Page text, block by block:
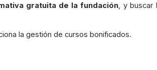
gratuita de la fundación, y buscar
la gestión de cursos bonificados.